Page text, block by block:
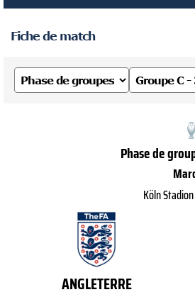
Fiche de match
Phase de
Köln
ANGLETERRE